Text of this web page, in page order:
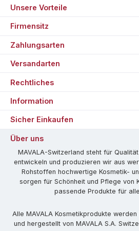
Rechtliches
Information
Unsere Vorteile
Firmensitz
Zahlungsarten
Versandarten
Sicher Einkaufen
Über uns
MAVALA-Switzerland steht für
entwickeln und produzieren wir aus
Rohstoffen hochwertige Kosmetik-
sorgen für Schönheit und Pflege von
passende Produkte für
Alle MAVALA Kosmetikprodukte
und hergestellt von MAVALA S.A.